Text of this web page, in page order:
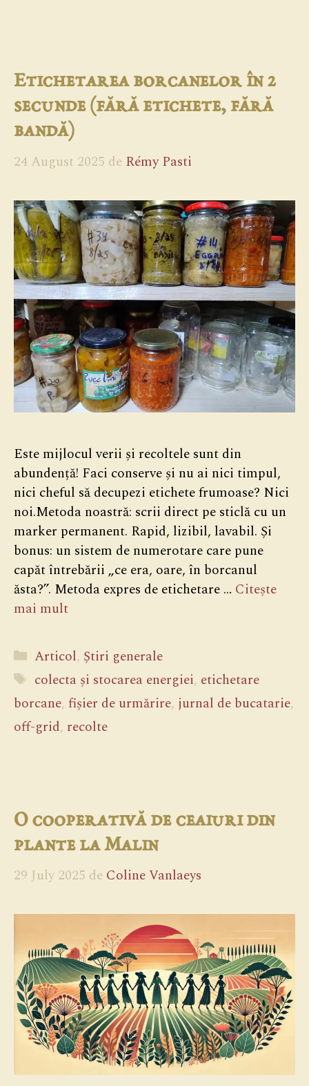
Etichetarea borcanelor în 2
secunde (fără etichete, fără
bandă)
24 August 2025 de Rémy Pasti
Este mijlocul verii și recoltele sunt din
abundență! Faci conserve și nu ai nici timpul,
nici cheful să decupezi etichete frumoase? Nici
noi.Metoda noastră: scrii direct pe sticlă cu un
marker permanent. Rapid, lizibil, lavabil. Și
bonus: un sistem de numerotare care pune
capăt întrebării „ce era, oare, în borcanul
ăsta?”. Metoda expres de etichetare … Citește
mai mult
Categorii
Articol, Știri generale
Etichete
colecta și stocarea energiei, etichetare
borcane, fișier de urmărire, jurnal de bucatarie,
off-grid, recolte
O cooperativă de ceaiuri din
plante la Malin
29 July 2025 de Coline Vanlaeys